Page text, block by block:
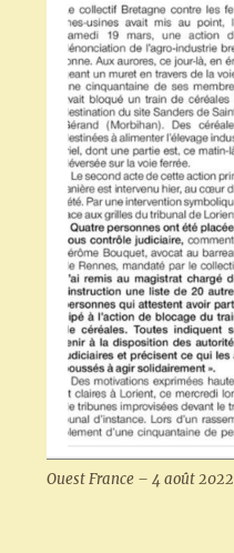
Ouest France – 4 août 2022